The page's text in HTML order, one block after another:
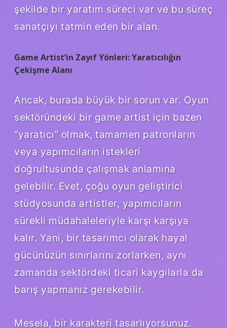
şekilde bir yaratım süreci var ve bu süreç
sanatçıyı tatmin eden bir alan.
Game Artist’in Zayıf Yönleri: Yaratıcılığın
Çekişme Alanı
Ancak, burada büyük bir sorun var. Oyun
sektöründeki bir game artist için bazen
“yaratıcı” olmak, tamamen patronların
veya yapımcıların istekleri
doğrultusunda çalışmak anlamına
gelebilir. Evet, çoğu oyun geliştirici
stüdyosunda artistler, yapımcıların
sürekli müdahaleleriyle karşı karşıya
kalır. Yani, bir tasarımcı olarak hayal
gücünüzün sınırlarını zorlarken, aynı
zamanda sektördeki ticari kaygılarla da
barış yapmanız gerekebilir.
Mesela, bir karakteri tasarlıyorsunuz.